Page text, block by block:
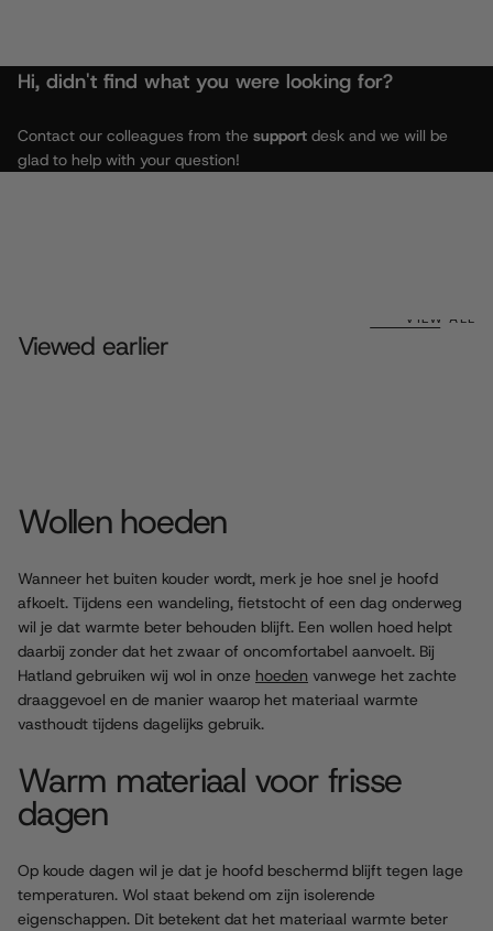
Hi, didn't find what you were looking for?
Contact our colleagues from the support desk and we will be
glad to help with your question!
Viewed earlier
VIEW ALL
LESEN
Wollen hoeden
Wanneer het buiten kouder wordt, merk je hoe snel je hoofd
afkoelt. Tijdens een wandeling, fietstocht of een dag onderweg
wil je dat warmte beter behouden blijft. Een wollen hoed helpt
daarbij zonder dat het zwaar of oncomfortabel aanvoelt. Bij
Hatland gebruiken wij wol in onze hoeden vanwege het zachte
draaggevoel en de manier waarop het materiaal warmte
vasthoudt tijdens dagelijks gebruik.
Warm materiaal voor frisse
dagen
Op koude dagen wil je dat je hoofd beschermd blijft tegen lage
temperaturen. Wol staat bekend om zijn isolerende
eigenschappen. Dit betekent dat het materiaal warmte beter